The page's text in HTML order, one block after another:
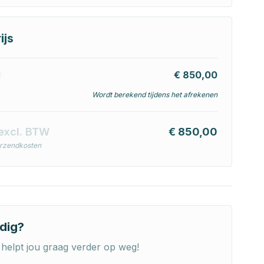
€ 850,00
Wordt berekend tijdens het afrekenen
BTW € 850,00
jou graag verder op weg!